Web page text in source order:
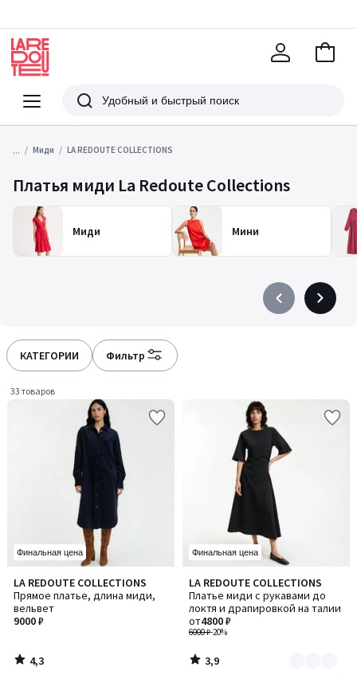
Меню
Redoute
Поиск
В
... Миди LA REDOUTE COLLECTIONS
Платья миди La Redoute Collections
Миди Мини
PrécédentSuivant
КАТЕГОРИИ Фильтр
33 товаров
Финальная цена
LA REDOUTE COLLECTIONS
Прямое платье, длина миди,
вельвет
9000 ₽
4,3
/ 5
4,3
/
Финальная цена
LA REDOUTE COLLECTIONS
Платье миди с рукавами до
локтя и драпировкой на талии
6000 ₽-20%
от4800 ₽
3,9
/ 5
Количество
цветов:
2
3,9
/